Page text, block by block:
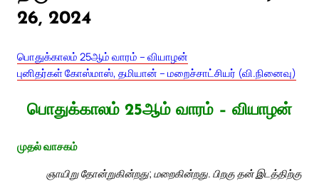
26, 2024
பொதுக்காலம் 25ஆம் வாரம் – வியாழன்
புனிதர்கள் கோஸ்மாஸ், தமியான் – மறைச்சாட்சியர் (வி.நினைவு)
பொதுக்காலம் 25ஆம் வாரம் – வியாழன்
முதல் வாசகம்
ஞாயிறு தோன்றுகின்றது; மறைகின்றது. பிறகு தன் இடத்திற்கு